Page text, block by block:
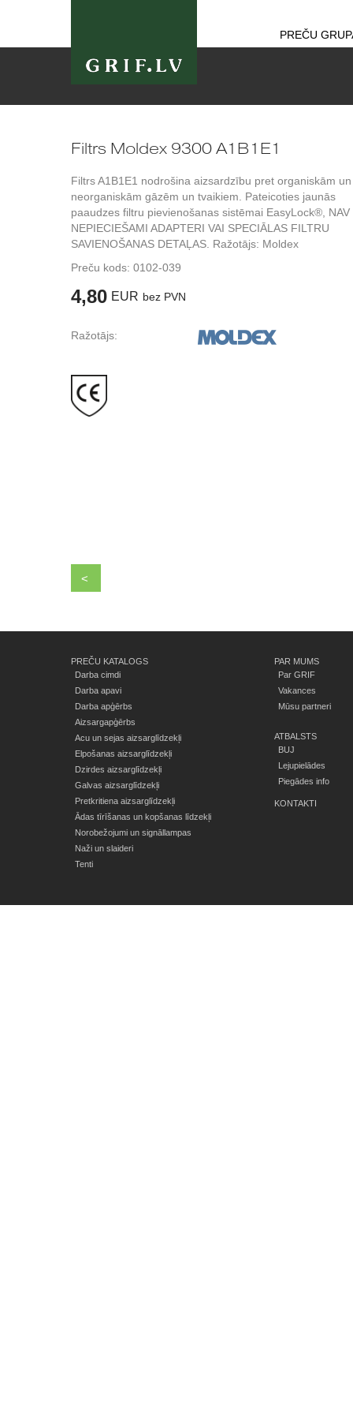
PREČU
Filtrs Moldex 9300 A1B1E1
Filtrs A1B1E1 nodrošina aizsardzību pret organiskām un
neorganiskām gāzēm un tvaikiem. Pateicoties jaunās
paaudzes filtru pievienošanas sistēmai EasyLock®, NAV
NEPIECIEŠAMI ADAPTERI VAI SPECIĀLAS FILTRU
SAVIENOŠANAS DETAĻAS. Ražotājs: Moldex
Preču kods: 0102-039
4,80 EUR bez PVN
Ražotājs:
<
PREČU KATALOGS
Darba cimdi
Darba apavi
Darba apģērbs
Aizsargapģērbs
Acu un sejas aizsarglīdzekļi
Elpošanas aizsarglīdzekļi
Dzirdes aizsarglīdzekļi
Galvas aizsarglīdzekļi
Pretkritiena aizsarglīdzekļi
Ādas tīrīšanas un kopšanas līdzekļi
Norobežojumi un signāllampas
Naži un slaideri
Tenti
PAR MUMS
Par GRIF
Vakances
Mūsu partneri
ATBALSTS
BUJ
Lejupielādes
Piegādes info
KONTAKTI